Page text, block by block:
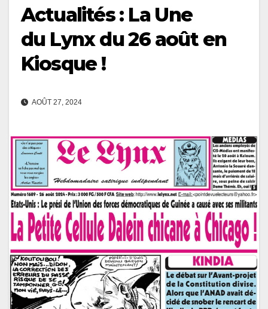
Actualités : La Une
du Lynx du 26 août en
Kiosque !
AOÛT 27, 2024